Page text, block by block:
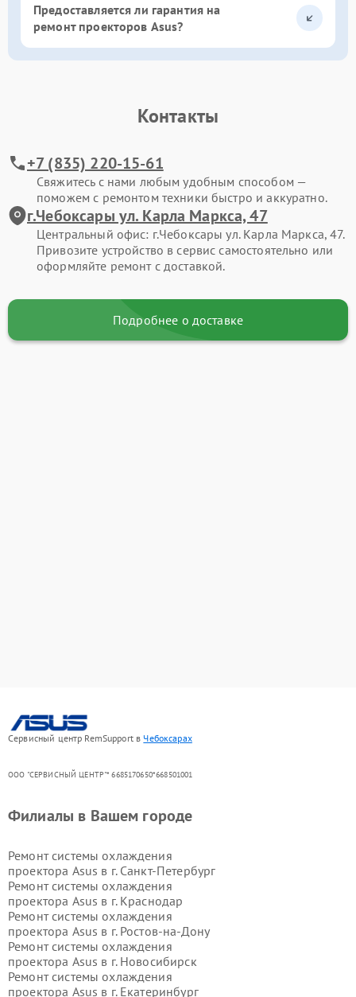
Предоставляется ли гарантия на
ремонт проекторов Asus?
Контакты
+7 (835) 220-15-61
Свяжитесь с нами любым удобным способом —
поможем с ремонтом техники быстро и аккуратно.
г.Чебоксары ул. Карла Маркса, 47
Центральный офис: г.Чебоксары ул. Карла Маркса, 47.
Привозите устройство в сервис самостоятельно или
оформляйте ремонт с доставкой.
Подробнее о доставке
Сервисный центр RemSupport вЧебоксарах
ООО "СЕРВИСНЫЙ ЦЕНТР"* 6685170650*668501001
Филиалы в Вашем городе
Ремонт системы охлаждения
проектора Asus в г. Санкт-Петербург
Ремонт системы охлаждения
проектора Asus в г. Краснодар
Ремонт системы охлаждения
проектора Asus в г. Ростов-на-Дону
Ремонт системы охлаждения
проектора Asus в г. Новосибирск
Ремонт системы охлаждения
проектора Asus в г. Екатеринбург